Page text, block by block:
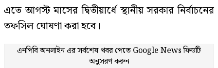
এতে আগস্ট মাসের দ্বিতীয়ার্ধে স্থানীয় সরকার নির্বাচনের
তফসিল ঘোষণা করা হবে।
এনপিবি অনলাইন এর সর্বশেষ খবর পেতে Google Newsফিডটি
অনুসরণ করুন